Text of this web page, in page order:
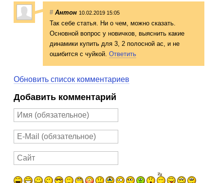
# Антон 10.02.2019 15:05
Так себе статья. Ни о чем, можно сказать.
Основной вопрос у новичков, выяснить какие
динамики купить для 3, 2 полосной ас, и не
ошибится с чуйкой. Ответить
Обновить список комментариев
Добавить комментарий